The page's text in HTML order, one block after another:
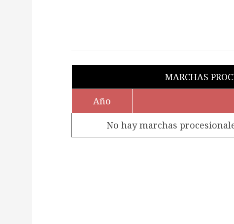
MARCHAS
Año
No hay marchas